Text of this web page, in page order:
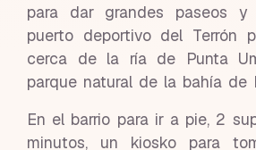
para dar grandes paseos
puerto deportivo del Terrón
cerca de la ría de Punta
parque natural de la bahía de
En el barrio para ir a pie, 2
minutos, un kiosko para